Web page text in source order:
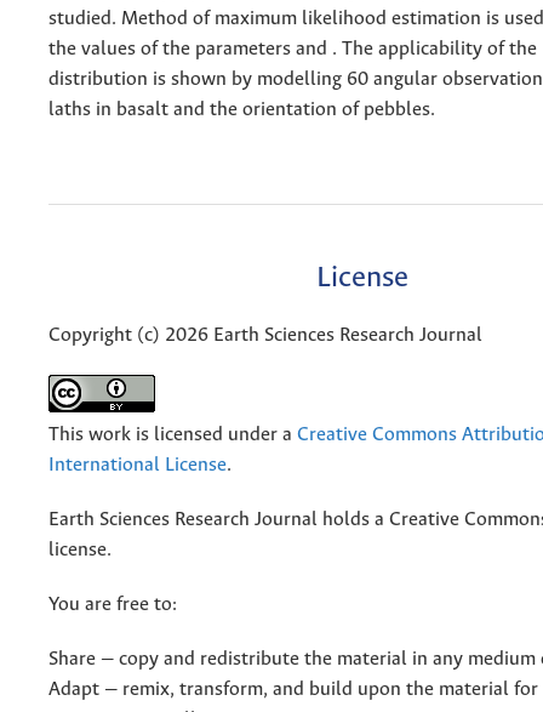
studied. Method of maximum likelihood estimation is
the values of the parameters and . The applicability of the
distribution is shown by modelling 60 angular
laths in basalt and the orientation of pebbles.
License
Copyright (c) 2026 Earth Sciences Research Journal
This work is licensed under a Creative Commons
International License.
Earth Sciences Research Journal holds a Creative
license.
You are free to:
Share — copy and redistribute the material in any
Adapt — remix, transform, and build upon the material for